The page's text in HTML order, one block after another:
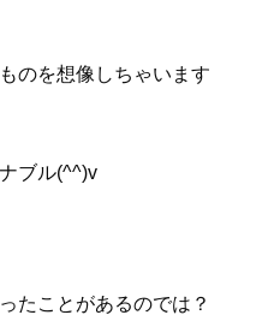
のを想像しちゃいます
ブル(^^)v
たことがあるのでは？